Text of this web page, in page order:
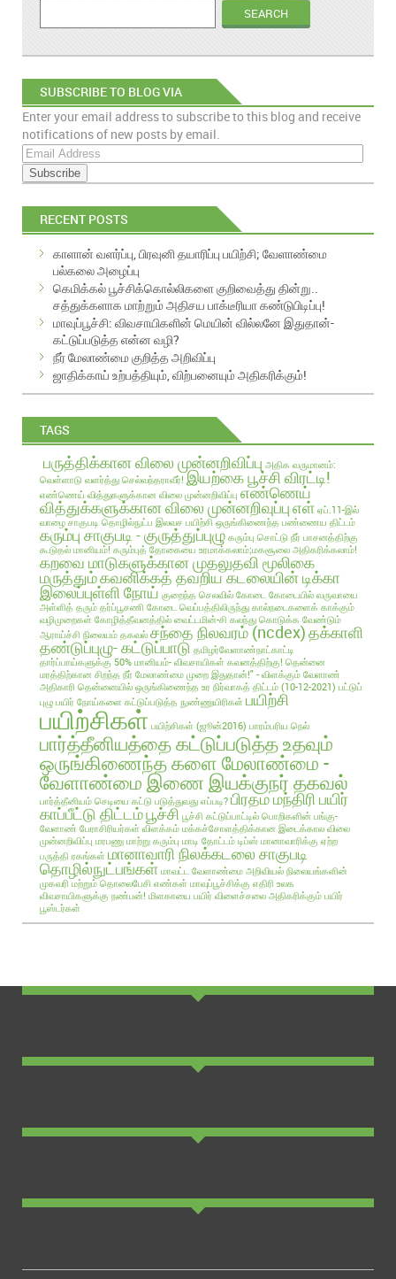
SUBSCRIBE TO BLOG VIA
EMAIL
Enter your email address to subscribe to this blog and receive
notifications of new posts by email.
E
m
a
i
A
RECENT POSTS
காளான் வளர்ப்பு, பிரவுனி தயாரிப்பு பயிற்சி; வேளாண்மை
பல்கலை அழைப்பு
கெமிக்கல் பூச்சிக்கொல்லிகளை குறிவைத்து தின்று..
சத்துக்களாக மாற்றும் அதிசய பாக்டீரியா கண்டுபிடிப்பு!
மாவுப்பூச்சி: விவசாயிகளின் மெயின் வில்லனே இதுதான்-
கட்டுப்படுத்த என்ன வழி?
நீர் மேலாண்மை குறித்த அறிவிப்பு
ஜாதிக்காய் உற்பத்தியும், விற்பனையும் அதிகரிக்கும்!
TAGS
பருத்திக்கான விலை முன்னறிவிப்பு அதிக வருமானம்:
வெள்ளாடு வளர்த்து செல்வந்தராவீர்! இயற்கை பூச்சி விரட்டி!
எண்ணெய் வித்துகளுக்கான விலை முன்னறிவிப்பு எண்ணெய்
வித்துக்களுக்கான விலை முன்னறிவுப்புஎள் ஏப்.11-இல்
வாழை சாகுபடி தொழில்நுட்ப இலவச பயிற்சி ஒருங்கிணைந்த பண்ணைய திட்டம்
கரும்பு சாகுபடி - குருத்துப்புழு கரும்பு சொட்டு நீர் பாசனத்திற்கு
கூடுதல் மானியம்! கரும்புத் தோகையை உரமாக்கலாம்;மகசூலை அதிகரிக்கலாம்!
கறவை மாடுகளுக்கான முதலுதவி மூலிகை
மருத்தும்கவனிக்கத் தவறிய கடலையின் டிக்கா
இலைப்புள்ளி நோய் குறைந்த செலவில் கோடை கோடையில் வருவாயை
அள்ளித் தரும் தர்ப்பூசணி கோடை வெப்பத்திலிருந்து கால்நடைகளைக் காக்கும்
வழிமுறைகள் கோழித்தீவனத்தில் வைட்டமின்-சி கலந்து கொடுக்க வேண்டும்
ஆராய்ச்சி நிலையம் தகவல் சந்தை நிலவரம் (ncdex)தக்காளி
தண்டுப்புழு- கட்டுப்பாடு தமிழர்வேளாண்நாட்காட்டி
தார்ப்பாய்களுக்கு 50% மானியம்- விவசாயிகள் கவனத்திற்கு! தென்னை
மரத்திற்கான சிறந்த நீர் மேலாண்மை முறை இதுதான்!" - விளக்கும் வேளாண்
அதிகாரி தென்னையில் ஒருங்கிணைந்த உர நிர்வாகத் திட்டம் (10-12-2021) பட்டுப்
புழு பயிர் நோய்களை கட்டுப்படுத்த நுண்ணுயிரிகள் பயிற்சி
பயிற்சிகள் பயிற்சிகள் (ஜூன்2016) பாரம்பரிய நெல்
பார்த்தீனியத்தை கட்டுப்படுத்த உதவும்
ஒருங்கிணைந்த களை மேலாண்மை -
வேளாண்மை இணை இயக்குநர் தகவல்
பார்த்தீனியம் செடியை கட்டு படுத்துவது எப்படி? பிரதம மந்திரி பயிர்
காப்பீட்டு திட்டம்பூச்சி பூச்சி கட்டுப்பாட்டில் பொறிகளின் பங்கு-
வேளாண் பேராசிரியர்கள் விளக்கம் மக்கச்சோளத்திக்கான இடைக்கால விலை
முன்னறிவிப்பு மரபணு மாற்று கரும்பு மாடி தோட்டம் டிப்ஸ் மானாவாரிக்கு ஏற்ற
பருத்தி ரகங்கள் மானாவாரி நிலக்கடலை சாகுபடி
தொழில்நுட்பங்கள் மாவட்ட வேளாண்மை அறிவியல் நிலையங்களின்
முகவரி மற்றும் தொலைபேசி எண்கள் மாவுப்பூச்சிக்கு எதிரி உலக
விவசாயிகளுக்கு நண்பன்! மிளகாயை பயிர் விளைச்சலை அதிகரிக்கும் பயிர்
பூஸ்டர்கள்